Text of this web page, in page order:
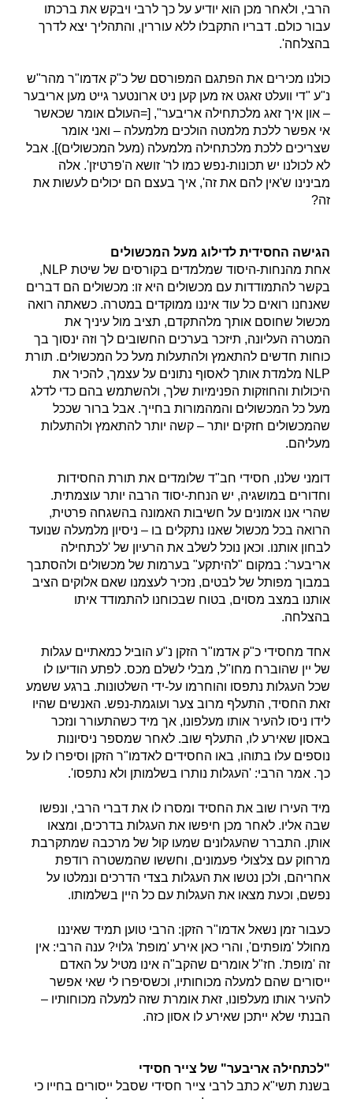
הרבי, ולאחר מכן הוא יודיע על כך לרבי ויבקש את ברכתו
עבור כולם. דבריו התקבלו ללא עוררין, והתהליך יצא לדרך
בהצלחה'.
כולנו מכירים את הפתגם המפורסם של כ"ק אדמו"ר מהר"ש
נ"ע "די וועלט זאגט אז מען קען ניט ארונטער גייט מען אריבער
– און איך זאג מלכתחילה אריבער", [=העולם אומר שכאשר
אי אפשר ללכת מלמטה הולכים מלמעלה – ואני אומר
שצריכים ללכת מלכתחילה מלמעלה (מעל המכשולים)]. אבל
לא לכולנו יש תכונות-נפש כמו לר' זושא ה'פרטיזן'. אלה
מבינינו ש'אין להם את זה', איך בעצם הם יכולים לעשות את
זה?
הגישה החסידית לדילוג מעל המכשולים
אחת מהנחות-היסוד שמלמדים בקורסים של שיטת NLP,
בקשר להתמודדות עם מכשולים היא זו: מכשולים הם דברים
שאנחנו רואים כל עוד איננו ממוקדים במטרה. כשאתה רואה
מכשול שחוסם אותך מלהתקדם, תציב מול עיניך את
המטרה העליונה, תיזכר בערכים החשובים לך וזה ינסוך בך
כוחות חדשים להתאמץ ולהתעלות מעל כל המכשולים. תורת
NLP מלמדת אותך לאסוף נתונים על עצמך, להכיר את
היכולות והחוזקות הפנימיות שלך, ולהשתמש בהם כדי לדלג
מעל כל המכשולים והמהמורות בחייך. אבל ברור שככל
שהמכשולים חזקים יותר – קשה יותר להתאמץ ולהתעלות
מעליהם.
דומני שלנו, חסידי חב"ד שלומדים את תורת החסידות
וחדורים במושגיה, יש הנחת-יסוד הרבה יותר עוצמתית.
שהרי אנו אמונים על חשיבות האמונה בהשגחה פרטית,
הרואה בכל מכשול שאנו נתקלים בו – ניסיון מלמעלה שנועד
לבחון אותנו. וכאן נוכל לשלב את הרעיון של 'לכתחילה
אריבער': במקום "להיתקע" בערמות של מכשולים ולהסתבך
במבוך מפותל של לבטים, נזכיר לעצמנו שאם אלוקים הציב
אותנו במצב מסוים, בטוח שבכוחנו להתמודד איתו
בהצלחה.
אחד מחסידי כ"ק אדמו"ר הזקן נ"ע הוביל כמאתיים עגלות
של יין שהוברח מחו"ל, מבלי לשלם מכס. לפתע הודיעו לו
שכל העגלות נתפסו והוחרמו על-ידי השלטונות. ברגע ששמע
זאת החסיד, התעלף מרוב צער ועוגמת-נפש. האנשים שהיו
לידו ניסו להעיר אותו מעלפונו, אך מיד כשהתעורר ונזכר
באסון שאירע לו, התעלף שוב. לאחר שמספר ניסיונות
נוספים עלו בתוהו, באו החסידים לאדמו"ר הזקן וסיפרו לו על
כך. אמר הרבי: 'העגלות נותרו בשלמותן ולא נתפסו'.
מיד העירו שוב את החסיד ומסרו לו את דברי הרבי, ונפשו
שבה אליו. לאחר מכן חיפשו את העגלות בדרכים, ומצאו
אותן. התברר שהעגלונים שמעו קול של מרכבה שמתקרבת
מרחוק עם צלצולי פעמונים, וחששו שהמשטרה רודפת
אחריהם, ולכן נטשו את העגלות בצדי הדרכים ונמלטו על
נפשם, וכעת מצאו את העגלות עם כל היין בשלמותו.
כעבור זמן נשאל אדמו"ר הזקן: הרבי טוען תמיד שאיננו
מחולל 'מופתים', והרי כאן אירע 'מופת' גלוי? ענה הרבי: אין
זה 'מופת'. חז"ל אומרים שהקב"ה אינו מטיל על האדם
ייסורים שהם למעלה מכוחותיו, וכשסיפרו לי שאי אפשר
להעיר אותו מעלפונו, זאת אומרת שזה למעלה מכוחותיו –
הבנתי שלא ייתכן שאירע לו אסון כזה.
"לכתחילה אריבער" של צייר חסידי
בשנת תשי"א כתב לרבי צייר חסידי שסבל ייסורים בחייו כי